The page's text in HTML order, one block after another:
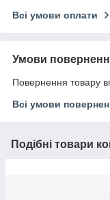
Всі умови оплати
Умови
Повернення товару
Всі умови
Подібні товари